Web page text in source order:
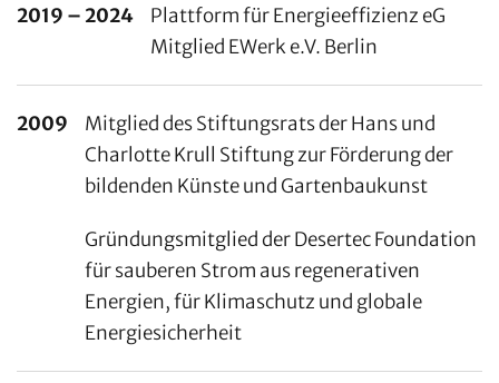
2019 – 2024
Plattform für Energieeffizienz eG
Mitglied EWerk e.V. Berlin
2009
Mitglied des Stiftungsrats der Hans und
Charlotte Krull Stiftung zur Förderung der
bildenden Künste und Gartenbaukunst
Gründungsmitglied der Desertec Foundation
für sauberen Strom aus regenerativen
Energien, für Klimaschutz und globale
Energiesicherheit